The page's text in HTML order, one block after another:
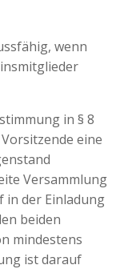
wenn
in § 8
eine
Versammlung
in der Einladung
beiden
mindestens
ist darauf